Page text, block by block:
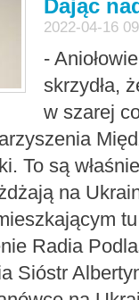
Dając
2022-04-16
-
skrzydła,
w szarej
To są
na
Radia
Sióstr